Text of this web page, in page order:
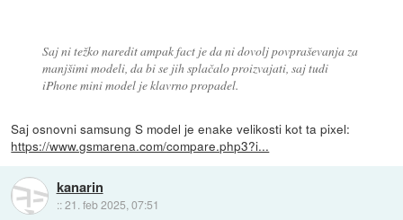
Saj ni težko naredit ampak fact je da ni dovolj povpraševanja za
manjšimi modeli, da bi se jih splačalo proizvajati, saj tudi
iPhone mini model je klavrno propadel.
Saj osnovni samsung S model je enake velikosti kot ta pixel:
https://www.gsmarena.com/compare.php3?i...
kanarin
::21. feb 2025, 07:51